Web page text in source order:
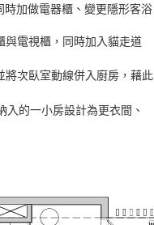
加做電器櫃、變更隱形客浴
電視櫃，同時加入貓走道
次臥室動線併入廚房，藉此
入的一小房設計為更衣間、